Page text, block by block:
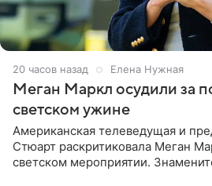
20 часов назад Елена Нужная
Меган Маркл осудили за
светском ужине
Американская телеведущая и
Стюарт раскритиковала Меган
светском мероприятии.